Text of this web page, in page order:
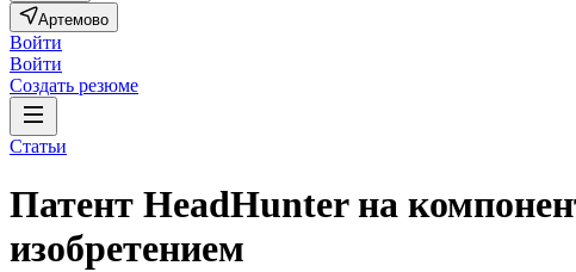
Артемово
Войти
Войти
Создать резюме
Статьи
Патент HeadHunter на
изобретением